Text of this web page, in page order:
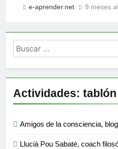
e-aprender.net 9 meses
Buscar:
Actividades:
Amigos de la consciencia, blog
Llucià Pou Sabaté, coach